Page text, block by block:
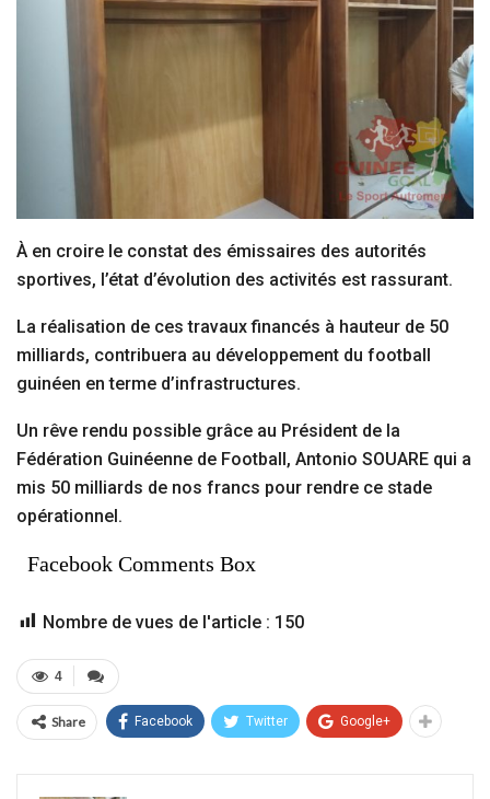
À en croire le constat des émissaires des autorités
sportives, l’état d’évolution des activités est rassurant.
La réalisation de ces travaux financés à hauteur de 50
milliards, contribuera au développement du football
guinéen en terme d’infrastructures.
Un rêve rendu possible grâce au Président de la
Fédération Guinéenne de Football, Antonio SOUARE qui a
mis 50 milliards de nos francs pour rendre ce stade
opérationnel.
Facebook Comments Box
Nombre de vues de l'article : 150
4
Share Facebook Twitter Google+